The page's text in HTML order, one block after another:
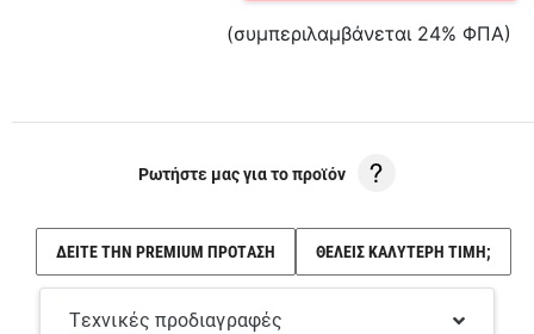
(συμπεριλαμβάνεται 24% ΦΠΑ)
Ρωτήστε μας για το προϊόν
ΔΕΙΤΕ ΤΗΝ PREMIUM ΠΡΟΤΑΣΗ ΘΕΛΕΙΣ ΚΑΛΥΤΕΡΗ ΤΙΜΗ;
Τεχνικές προδιαγραφές